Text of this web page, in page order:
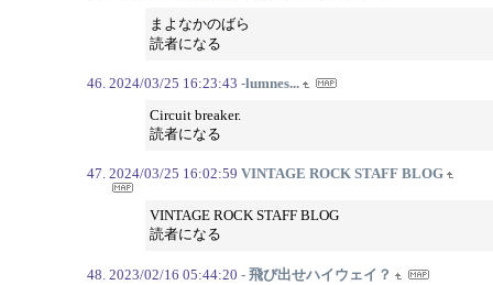
まよなかのばら
読者になる
2024/03/25 16:23:43 -lumnes...
Circuit breaker.
読者になる
2024/03/25 16:02:59 VINTAGE ROCK STAFF BLOG
VINTAGE ROCK STAFF BLOG
読者になる
2023/02/16 05:44:20 - 飛び出せハイウェイ？